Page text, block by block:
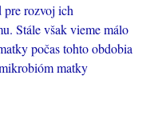
pre rozvoj ich
Stále však vieme málo
počas tohto obdobia
matky